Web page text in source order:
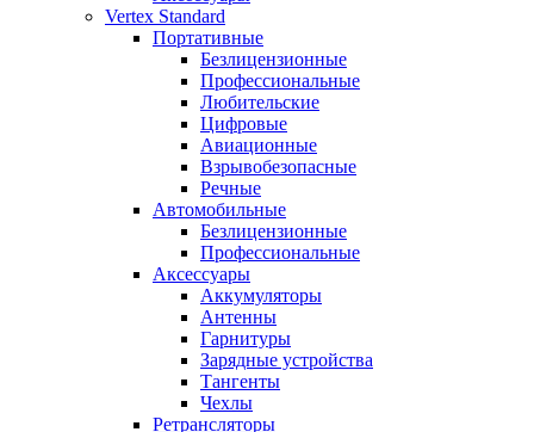
Vertex Standard
Портативные
Безлицензионные
Профессиональные
Любительские
Цифровые
Авиационные
Взрывобезопасные
Речные
Автомобильные
Безлицензионные
Профессиональные
Аксессуары
Аккумуляторы
Антенны
Гарнитуры
Зарядные устройства
Тангенты
Чехлы
Ретрансляторы